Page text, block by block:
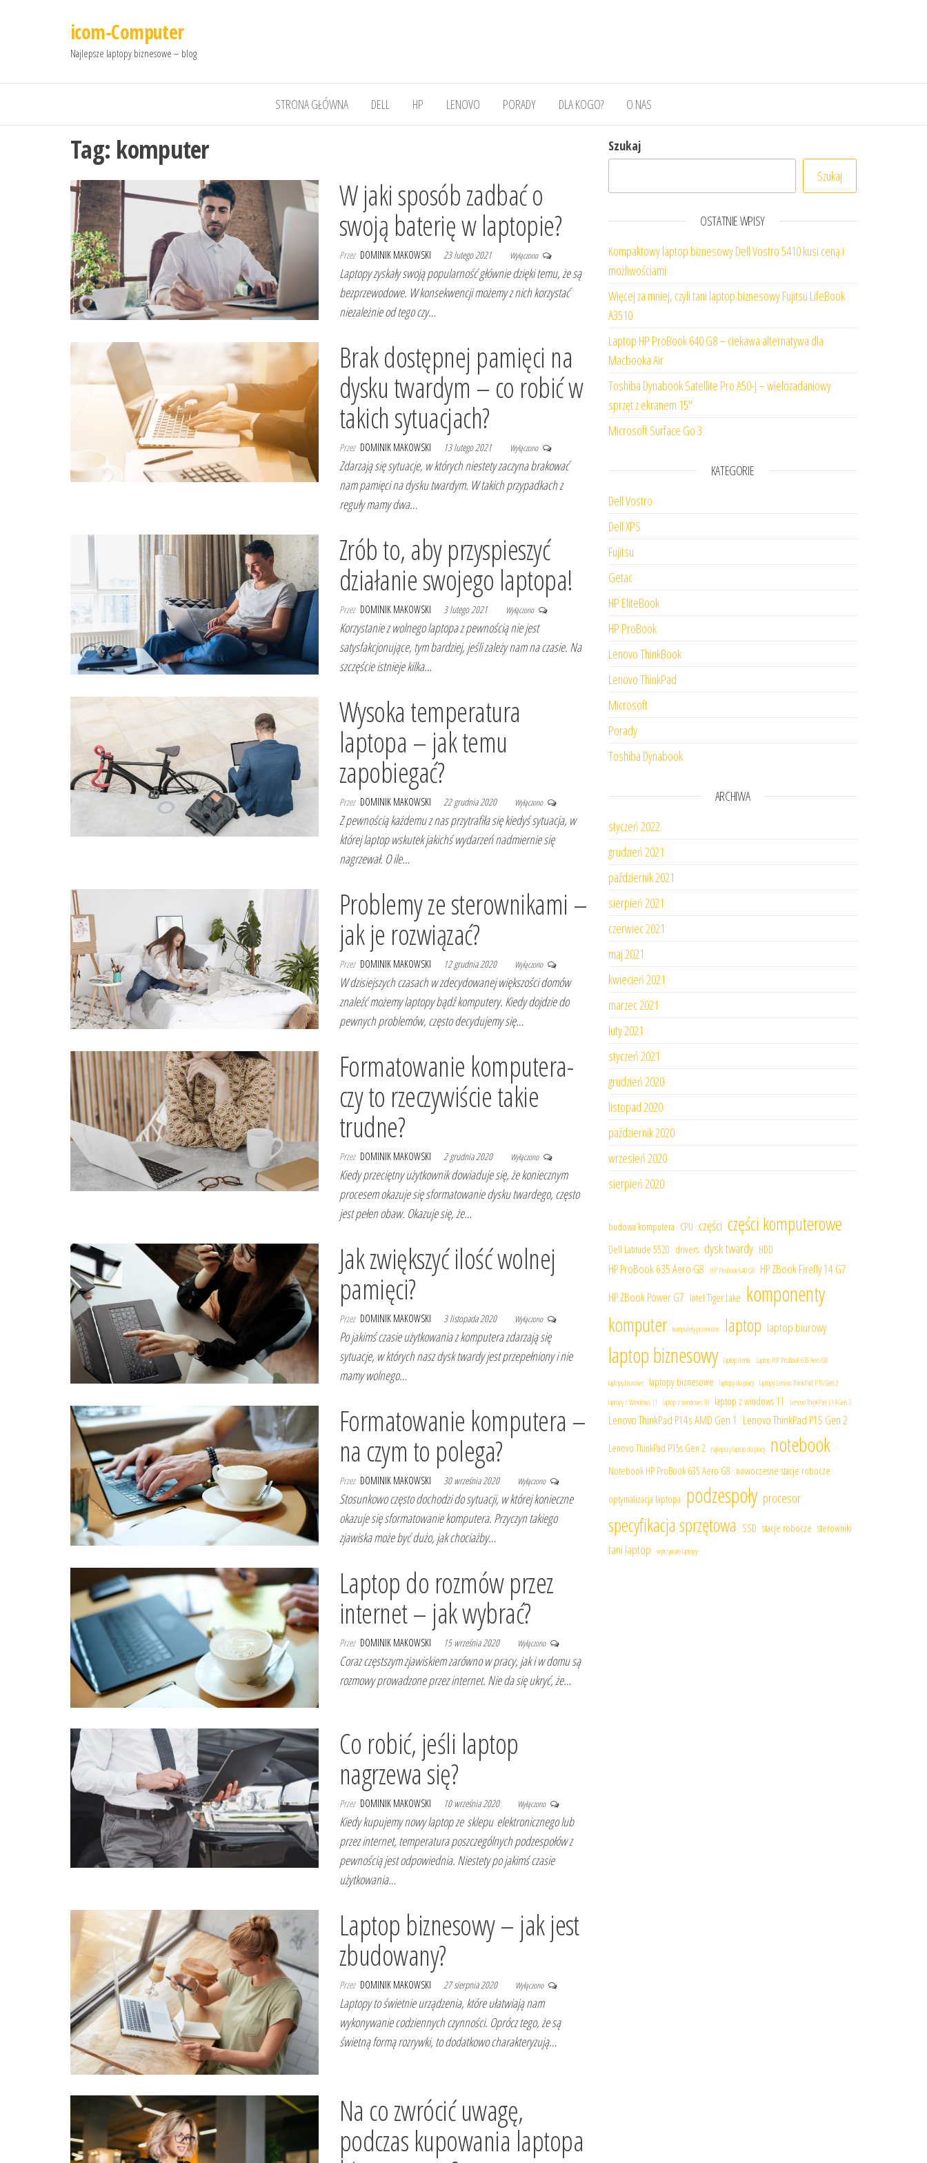
icom-Computer
Najlepsze laptopy biznesowe – blog
STRONA GŁÓWNA DELL HP LENOVO PORADY DLA KOGO? O NAS
Tag: komputer
W jaki sposób zadbać o
swoją baterię w laptopie?
Przez DOMINIK MAKOWSKI 23 lutego 2021 Wyłączono
Laptopy zyskały swoją popularność głównie dzięki temu, że są
bezprzewodowe. W konsekwencji możemy z nich korzystać
niezależnie od tego czy…
Brak dostępnej pamięci na
dysku twardym – co robić w
takich sytuacjach?
Przez DOMINIK MAKOWSKI 13 lutego 2021 Wyłączono
Zdarzają się sytuacje, w których niestety zaczyna brakować
nam pamięci na dysku twardym. W takich przypadkach z
reguły mamy dwa…
Zrób to, aby przyspieszyć
działanie swojego laptopa!
Przez DOMINIK MAKOWSKI 3 lutego 2021 Wyłączono
Korzystanie z wolnego laptopa z pewnością nie jest
satysfakcjonujące, tym bardziej, jeśli zależy nam na czasie. Na
szczęście istnieje kilka…
Wysoka temperatura
laptopa – jak temu
zapobiegać?
Przez DOMINIK MAKOWSKI 22 grudnia 2020 Wyłączono
Z pewnością każdemu z nas przytrafiła się kiedyś sytuacja, w
której laptop wskutek jakichś wydarzeń nadmiernie się
nagrzewał. O ile…
Problemy ze sterownikami –
jak je rozwiązać?
Przez DOMINIK MAKOWSKI 12 grudnia 2020 Wyłączono
W dzisiejszych czasach w zdecydowanej większości domów
znaleźć możemy laptopy bądź komputery. Kiedy dojdzie do
pewnych problemów, często decydujemy się…
Formatowanie komputera-
czy to rzeczywiście takie
trudne?
Przez DOMINIK MAKOWSKI 2 grudnia 2020 Wyłączono
Kiedy przeciętny użytkownik dowiaduje się, że koniecznym
procesem okazuje się sformatowanie dysku twardego, często
jest pełen obaw. Okazuje się, że…
Jak zwiększyć ilość wolnej
pamięci?
Przez DOMINIK MAKOWSKI 3 listopada 2020 Wyłączono
Po jakimś czasie użytkowania z komputera zdarzają się
sytuacje, w których nasz dysk twardy jest przepełniony i nie
mamy wolnego…
Formatowanie komputera –
na czym to polega?
Przez DOMINIK MAKOWSKI 30 września 2020 Wyłączono
Stosunkowo często dochodzi do sytuacji, w której konieczne
okazuje się sformatowanie komputera. Przyczyn takiego
zjawiska może być dużo, jak chociażby…
Laptop do rozmów przez
internet – jak wybrać?
Przez DOMINIK MAKOWSKI 15 września 2020 Wyłączono
Coraz częstszym zjawiskiem zarówno w pracy, jak i w domu są
rozmowy prowadzone przez internet. Nie da się ukryć, że…
Co robić, jeśli laptop
nagrzewa się?
Przez DOMINIK MAKOWSKI 10 września 2020 Wyłączono
Kiedy kupujemy nowy laptop ze sklepu elektronicznego lub
przez internet, temperatura poszczególnych podzespołów z
pewnością jest odpowiednia. Niestety po jakimś czasie
użytkowania…
Laptop biznesowy – jak jest
zbudowany?
Przez DOMINIK MAKOWSKI 27 sierpnia 2020 Wyłączono
Laptopy to świetnie urządzenia, które ułatwiają nam
wykonywanie codziennych czynności. Oprócz tego, że są
świetną formą rozrywki, to dodatkowo charakteryzują…
Na co zwrócić uwagę,
podczas kupowania laptopa
Szukaj
Szukaj
OSTATNIE WPISY
Kompaktowy laptop biznesowy Dell Vostro 5410 kusi ceną i
możliwościami
Więcej za mniej, czyli tani laptop biznesowy Fujitsu LifeBook
A3510
Laptop HP ProBook 640 G8 – ciekawa alternatywa dla
Macbooka Air
Toshiba Dynabook Satellite Pro A50-J – wielozadaniowy
sprzęt z ekranem 15″
Microsoft Surface Go 3
KATEGORIE
Dell Vostro
Dell XPS
Fujitsu
Getac
HP EliteBook
HP ProBook
Lenovo ThinkBook
Lenovo ThinkPad
Microsoft
Porady
Toshiba Dynabook
ARCHIWA
styczeń 2022
grudzień 2021
październik 2021
sierpień 2021
czerwiec 2021
maj 2021
kwiecień 2021
marzec 2021
luty 2021
styczeń 2021
grudzień 2020
listopad 2020
październik 2020
wrzesień 2020
sierpień 2020
budowa komputera CPU części części komputerowe
Dell Latitude 5520 drivers dysk twardy HDD
HP ProBook 635 Aero G8 HP ProBook 640 G8
HP ZBook Firefly 14 G7
HP ZBook Power G7 Intel Tiger Lake komponenty
komputer komputery przenośne laptop laptop biurowy
laptop biznesowy laptop cienki Laptop HP ProBook 635 Aero G8
laptopy biurowe laptopy biznesowe laptopy do pracy laptopy Lenovo ThinkPad P15 Gen 2
laptopy z Windows 11
laptop z windows 10 laptop z windows 11 Lenovo ThinkPad L14 Gen 2
Lenovo ThinkPad P14s AMD Gen 1 Lenovo ThinkPad P15 Gen 2
Lenovo ThinkPad P15s Gen 2 najlepszy laptop do pracy notebook
Notebook HP ProBook 635 Aero G8 nowoczesne stacje robocze
optymalizacja laptopa podzespoły procesor
specyfikacja sprzętowa SSD stacje robocze sterowniki
tani laptop wytrzymałe laptopy